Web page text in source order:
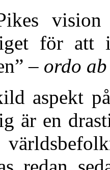
för att
– ordo
aspekt
är en